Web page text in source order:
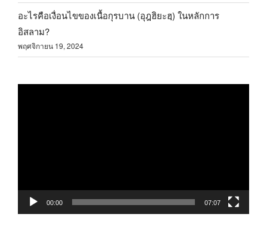
อะไรคือเงื่อนไขของเนื้อกุรบาน (อุฎฮิยะฮฺ) ในหลักการ
อิสลาม?
พฤศจิกายน 19, 2024
00:00 07:07